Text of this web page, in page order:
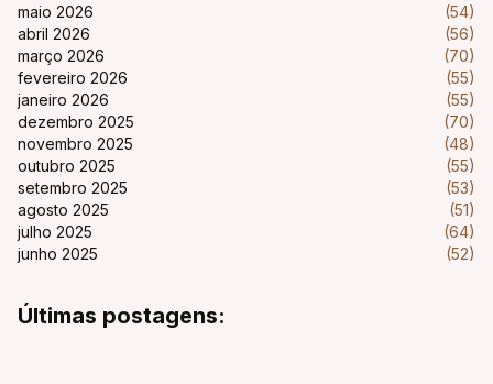
maio 2026
(54)
abril 2026
(56)
março 2026
(70)
fevereiro 2026
(55)
janeiro 2026
(55)
dezembro 2025
(70)
novembro 2025
(48)
outubro 2025
(55)
setembro 2025
(53)
agosto 2025
(51)
julho 2025
(64)
junho 2025
(52)
Últimas postagens: